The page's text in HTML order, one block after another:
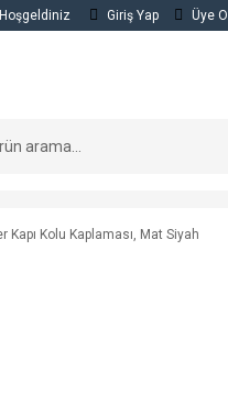
Hoşgeldiniz Giriş Yap Üye Ol